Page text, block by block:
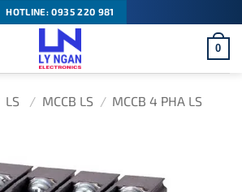
HOTLINE: 0935 220 981
0
LS / MCCB LS / MCCB 4 PHA LS